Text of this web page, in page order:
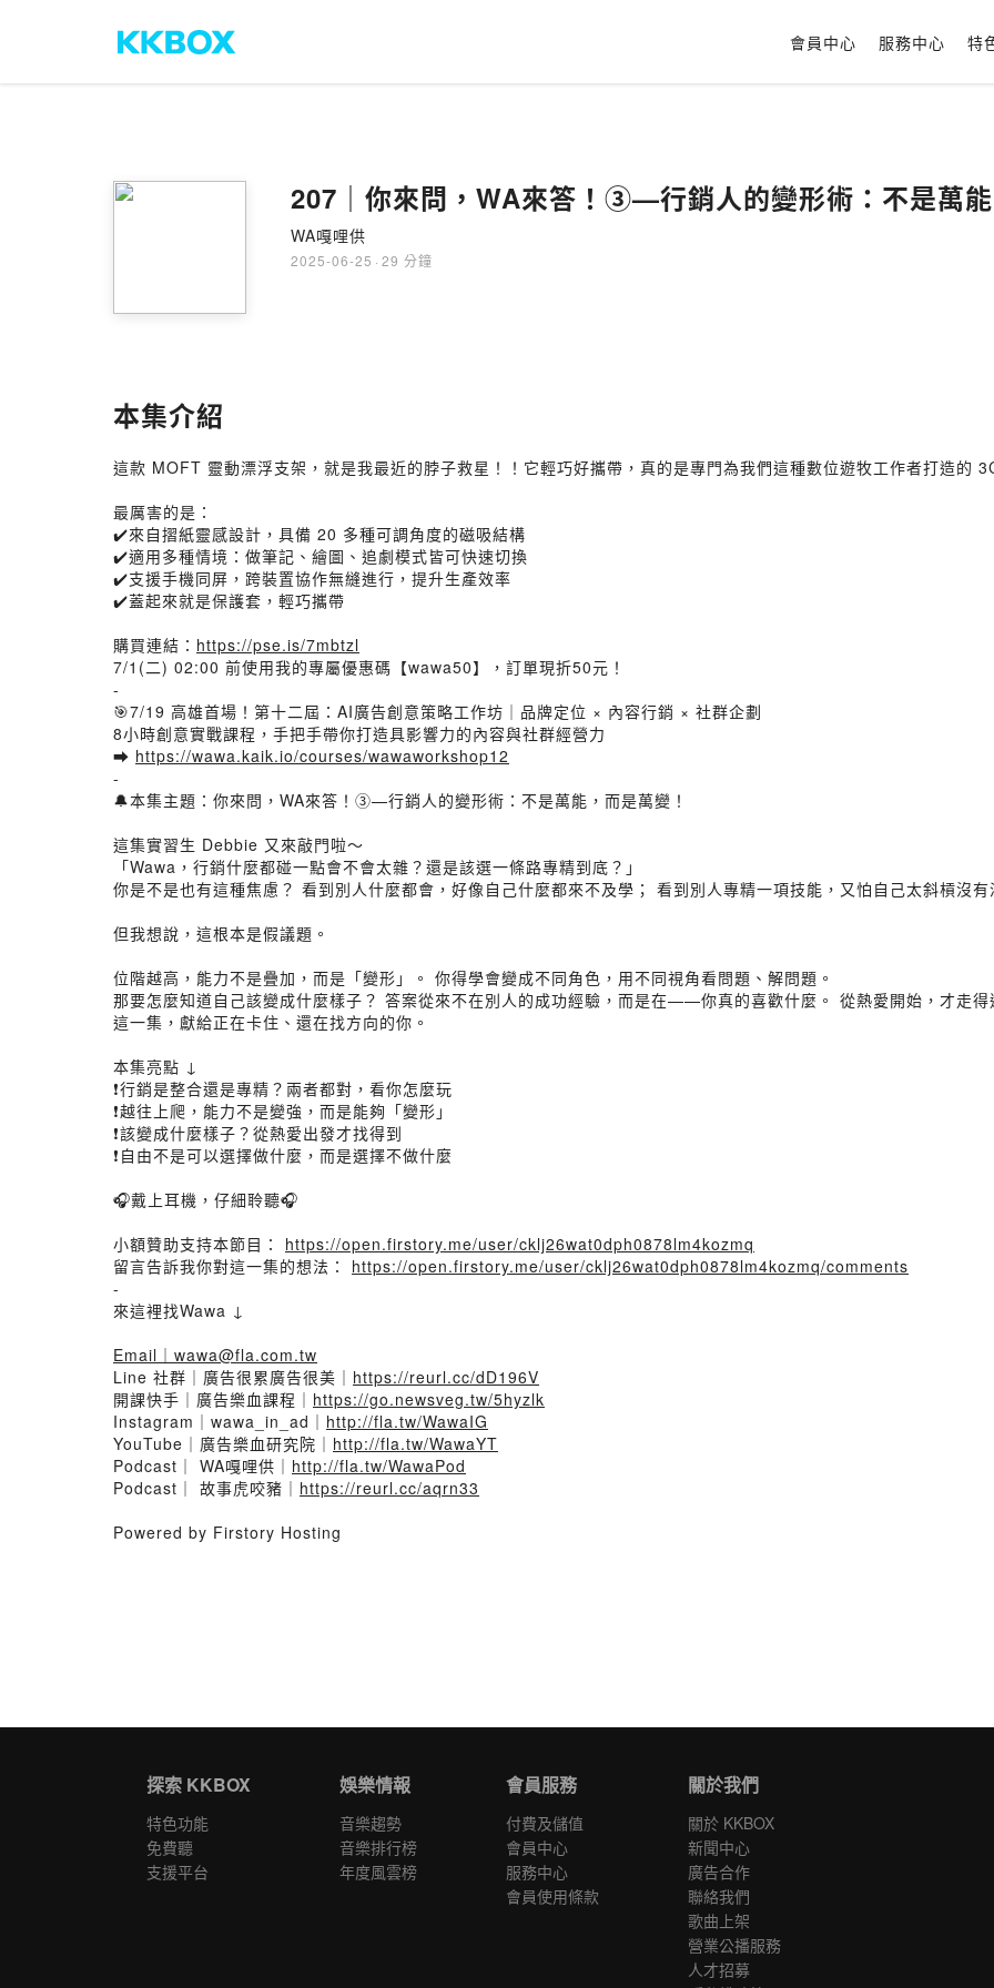
會員中心 服務中心 特
207｜你來問，WA來答！③—行銷人的變形術：不是萬
WA嘎哩供
2025-06-25 · 29 分鐘
本集介紹
這款 MOFT 靈動漂浮支架，就是我最近的脖子救星！！它輕巧好攜帶，真的是專門為我們這種數位遊牧工作者打造的
最厲害的是：
✔️來自摺紙靈感設計，具備 20 多種可調角度的磁吸結構
✔️適用多種情境：做筆記、繪圖、追劇模式皆可快速切換
✔️支援手機同屏，跨裝置協作無縫進行，提升生產效率
✔️蓋起來就是保護套，輕巧攜帶
購買連結： https://pse.is/7mbtzl
7/1(二) 02:00 前使用我的專屬優惠碼【wawa50】，訂單現折50元！
-
🎯7/19 高雄首場！第十二屆：AI廣告創意策略工作坊｜品牌定位 × 內容行銷 × 社群企劃
8小時創意實戰課程，手把手帶你打造具影響力的內容與社群經營力
➡️ https://wawa.kaik.io/courses/wawaworkshop12
-
🔔本集主題：你來問，WA來答！③—行銷人的變形術：不是萬能，而是萬變！
這集實習生 Debbie 又來敲門啦～
「Wawa，行銷什麼都碰一點會不會太雜？還是該選一條路專精到底？」
你是不是也有這種焦慮？ 看到別人什麼都會，好像自己什麼都來不及學； 看到別人專精一項技能，又怕自己太斜槓沒
但我想說，這根本是假議題。
位階越高，能力不是疊加，而是「變形」。 你得學會變成不同角色，用不同視角看問題、解問題。
那要怎麼知道自己該變成什麼樣子？ 答案從來不在別人的成功經驗，而是在——你真的喜歡什麼。 從熱愛開始，才走
這一集，獻給正在卡住、還在找方向的你。
本集亮點 ↓
❗️行銷是整合還是專精？兩者都對，看你怎麼玩
❗️越往上爬，能力不是變強，而是能夠「變形」
❗️該變成什麼樣子？從熱愛出發才找得到
❗️自由不是可以選擇做什麼，而是選擇不做什麼
🎧戴上耳機，仔細聆聽🎧
小額贊助支持本節目： https://open.firstory.me/user/cklj26wat0dph0878lm4kozmq
留言告訴我你對這一集的想法： https://open.firstory.me/user/cklj26wat0dph0878lm4kozmq/comments
-
來這裡找Wawa ↓
Email｜wawa@fla.com.tw
Line 社群｜廣告很累廣告很美｜ https://reurl.cc/dD196V
開課快手｜廣告樂血課程｜ https://go.newsveg.tw/5hyzlk
Instagram｜wawa_in_ad｜ http://fla.tw/WawaIG
YouTube｜廣告樂血研究院｜ http://fla.tw/WawaYT
Podcast｜ WA嘎哩供｜ http://fla.tw/WawaPod
Podcast｜ 故事虎咬豬｜ https://reurl.cc/aqrn33
Powered by Firstory Hosting
探索 KKBOX
特色功能
免費聽
支援平台
娛樂情報
音樂趨勢
音樂排行榜
年度風雲榜
會員服務
付費及儲值
會員中心
服務中心
會員使用條款
關於我們
關於 KKBOX
新聞中心
廣告合作
聯絡我們
歌曲上架
營業公播服務
人才招募